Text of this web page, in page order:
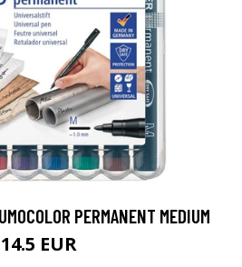
PERMANENT MEDIUM
14.5 EUR